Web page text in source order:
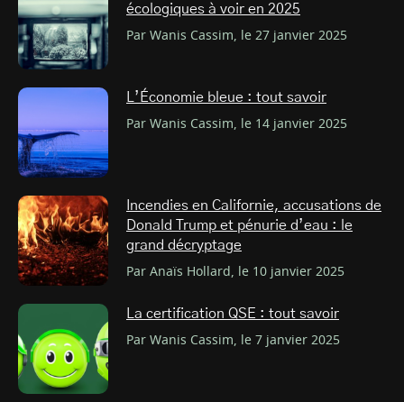
écologiques à voir en 2025
Par Wanis Cassim, le 27 janvier 2025
L’Économie bleue : tout savoir
Par Wanis Cassim, le 14 janvier 2025
Incendies en Californie, accusations de
Donald Trump et pénurie d’eau : le
grand décryptage
Par Anaïs Hollard, le 10 janvier 2025
La certification QSE : tout savoir
Par Wanis Cassim, le 7 janvier 2025